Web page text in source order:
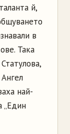
й,
в
Така
най-
„Един